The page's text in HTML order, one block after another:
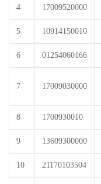
4 17009520000
5 10914150010
6 01254060166
7 17009030000
8 1700930010
9 13609300000
10 21170103504